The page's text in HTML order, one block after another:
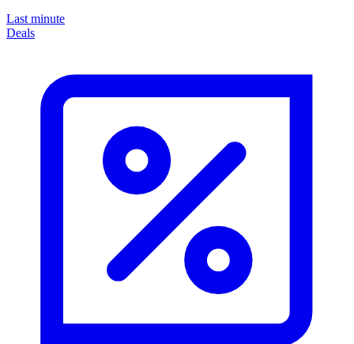
Last minute
Deals